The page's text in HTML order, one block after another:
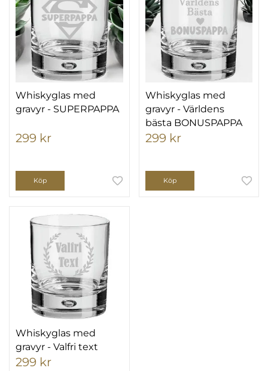
Whiskyglas med
gravyr - SUPERPAPPA
299 kr
Köp
Whiskyglas med
gravyr - Världens
bästa BONUSPAPPA
299 kr
Köp
Whiskyglas med
gravyr - Valfri text
299 kr